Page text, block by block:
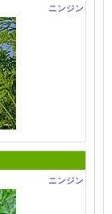
ニンジン
ニンジン